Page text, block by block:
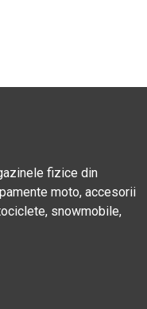
fizice din
moto, accesorii
snowmobile,